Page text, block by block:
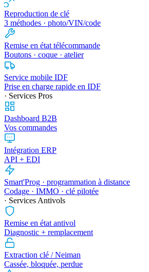
Reproduction de clé
3 méthodes · photo/VIN/code
Remise en état télécommande
Boutons · coque · atelier
Service mobile IDF
Prise en charge rapide en IDF
· Services Pros
Dashboard B2B
Vos commandes
Intégration ERP
API + EDI
Smart'Prog · programmation à distance
Codage · IMMO · clé pilotée
· Services Antivols
Remise en état antivol
Diagnostic + remplacement
Extraction clé / Neiman
Cassée, bloquée, perdue